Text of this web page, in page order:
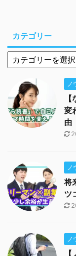
カテゴリー
ノ
変
由
ノ
将
ツ
ノ